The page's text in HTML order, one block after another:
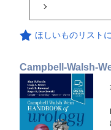
ほしいものリスト
Campbell-Walsh-